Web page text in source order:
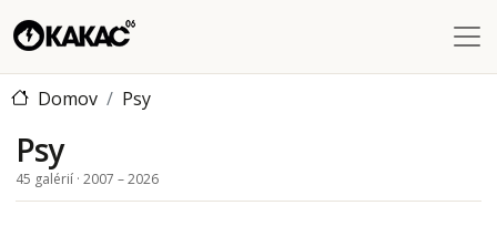
Domov Psy
Psy
45 galérií · 2007 – 2026